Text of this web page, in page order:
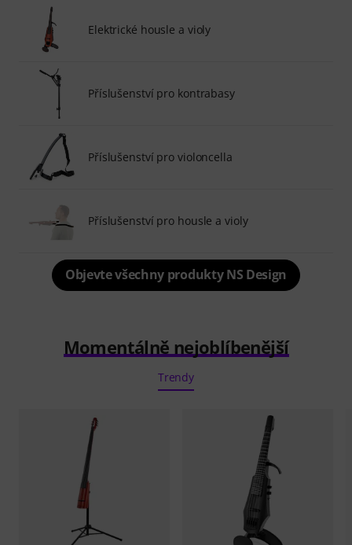
Elektrické housle a violy
Příslušenství pro kontrabasy
Příslušenství pro violoncella
Příslušenství pro housle a violy
Objevte všechny produkty NS Design
Momentálně nejoblíbenější
Trendy